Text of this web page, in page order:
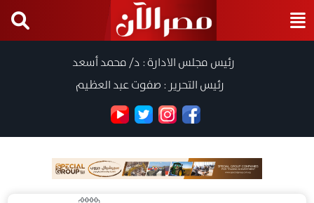
رئيس مجلس الادارة : د/ محمد أسعد
رئيس التحرير : صفوت عبد العظيم